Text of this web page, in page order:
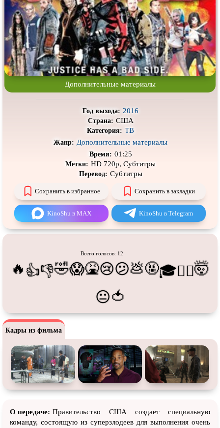
Про деревню Про динозавров
Про драконов Про животных
Про зомби Про инопланетян
Про корабли и подводные
лодки
Про космос
Про маньяков и
убийц
Про оборотней
Про подростков
Про путешествияво времени Про роботов
Про самолёты
Про снайперов
Про супергероев Про танки
Про танцы Про тюрьму
Про футбол Про хакеров
Про Юристов иАдвокатов Псевдодокументальный
Ситком
Слэшер Стимпанк
Сцены собнажённой натурой
Чёрная комедия Экранизация
В ожидании TeleSynch
CAMRip
Дополнительные материалы
Год выхода: 2016
Страна: США
Категория: ТВ
Жанр: Дополнительные материалы
Время: 01:25
Метки: HD 720p, Субтитры
Перевод: Субтитры
Сохранить в избранное Сохранить в закладки
KinoShu в MAX KinoShu в Telegram
Всего голосов: 12
🔥 👍👎🤣😱🤮😢😕💩🤬🎓😵‍💫🤯
😐🍅
Кадры из фильма
О передаче: Правительство США создает специальную
команду, состоящую из суперзлодеев для выполнения очень